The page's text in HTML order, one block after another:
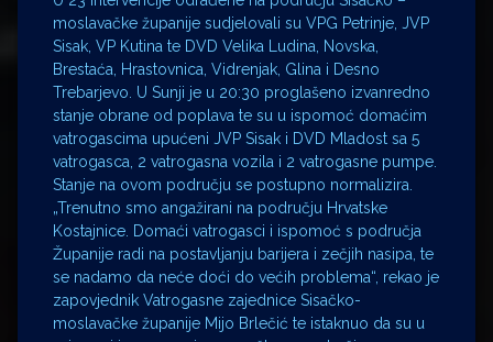
moslavačke županije sudjelovali su VPG Petrinje, JVP
Sisak, VP Kutina te DVD Velika Ludina, Novska,
Brestaća, Hrastovnica, Vidrenjak, Glina i Desno
Trebarjevo. U Sunji je u 20:30 proglašeno izvanredno
stanje obrane od poplava te su u ispomoć domaćim
vatrogascima upućeni JVP Sisak i DVD Mladost sa 5
vatrogasca, 2 vatrogasna vozila i 2 vatrogasne pumpe.
Stanje na ovom području se postupno normalizira.
„Trenutno smo angažirani na području Hrvatske
Kostajnice. Domaći vatrogasci i ispomoć s područja
Županije radi na postavljanju barijera i zečjih nasipa, te
se nadamo da neće doći do većih problema“, rekao je
zapovjednik Vatrogasne zajednice Sisačko-
moslavačke županije Mijo Brlečić te istaknuo da su u